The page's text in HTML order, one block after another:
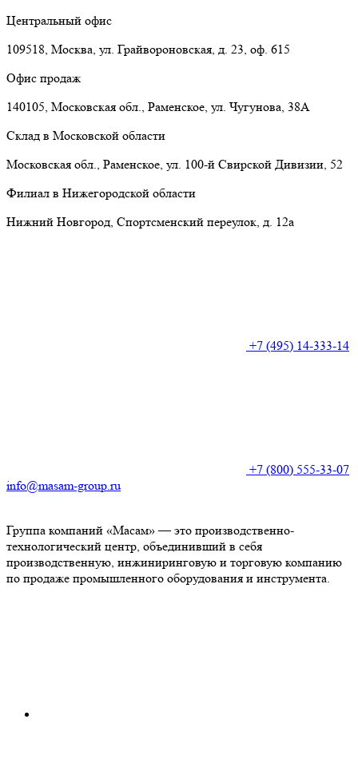
Центральный офис
109518, Москва, ул. Грайвороновская, д. 23, оф. 615
Офис продаж
140105, Московская обл., Раменское, ул. Чугунова, 38А
Склад в Московской области
Московская обл., Раменское, ул. 100-й Свирской Дивизии, 52
Филиал в Нижегородской области
Нижний Новгород, Спортсменский переулок, д. 12а
+7 (495) 14-333-14
+7 (800) 555-33-07
info@masam-group.ru
Группа компаний «Масам» — это производственно-
технологический центр, объединивший в себя
производственную, инжиниринговую и торговую компанию
по продаже промышленного оборудования и инструмента.